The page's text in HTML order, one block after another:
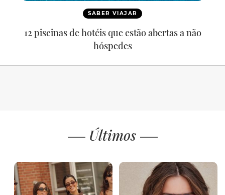
SABER VIAJAR
12 piscinas de hotéis que estão abertas a não
hóspedes
Últimos